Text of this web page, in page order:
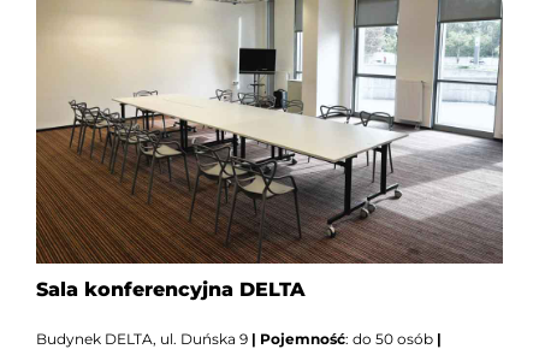
Sala konferencyjna DELTA
Budynek DELTA, ul. Duńska 9 | Pojemność: do 50 osób |